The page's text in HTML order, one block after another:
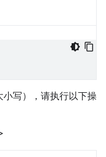
写），请执行以下操